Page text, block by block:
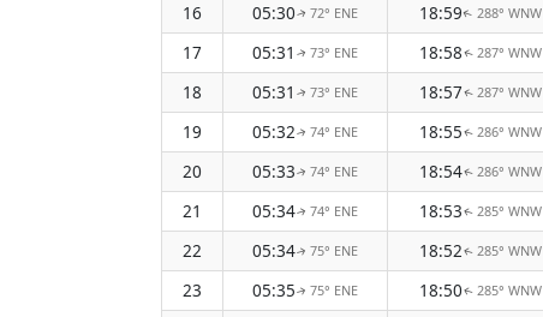
16
05:30↑72° ENE 18:59↑ 288° WNW
17
05:31 ↑73° ENE 18:58↑ 287° WNW
18
05:31 ↑73° ENE 18:57↑ 287° WNW
19
05:32↑ 74° ENE 18:55↑ 286° WNW
20
05:33↑ 74° ENE 18:54↑ 286° WNW
21
05:34↑ 74° ENE 18:53↑ 285° WNW
22
05:34↑ 75° ENE 18:52↑ 285° WNW
23
05:35↑ 75° ENE 18:50↑ 285° WNW